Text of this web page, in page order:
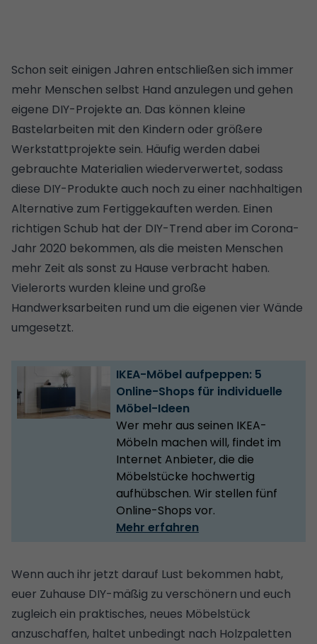
Schon seit einigen Jahren entschließen sich immer
mehr Menschen selbst Hand anzulegen und gehen
eigene DIY-Projekte an. Das können kleine
Bastelarbeiten mit den Kindern oder größere
Werkstattprojekte sein. Häufig werden dabei
gebrauchte Materialien wiederverwertet, sodass
diese DIY-Produkte auch noch zu einer nachhaltigen
Alternative zum Fertiggekauften werden. Einen
richtigen Schub hat der DIY-Trend aber im Corona-
Jahr 2020 bekommen, als die meisten Menschen
mehr Zeit als sonst zu Hause verbracht haben.
Vielerorts wurden kleine und große
Handwerksarbeiten rund um die eigenen vier Wände
umgesetzt.
IKEA-Möbel aufpeppen: 5
Online-Shops für individuelle
Möbel-Ideen
Wer mehr aus seinen IKEA-
Möbeln machen will, findet im
Internet Anbieter, die die
Möbelstücke hochwertig
aufhübschen. Wir stellen fünf
Online-Shops vor.
Mehr erfahren
Wenn auch ihr jetzt darauf Lust bekommen habt,
euer Zuhause DIY-mäßig zu verschönern und euch
zugleich ein praktisches, neues Möbelstück
anzuschaffen, haltet unbedingt nach Holzpaletten